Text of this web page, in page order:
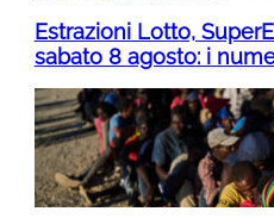
Estrazioni Lotto,
sabato 8 agosto: i